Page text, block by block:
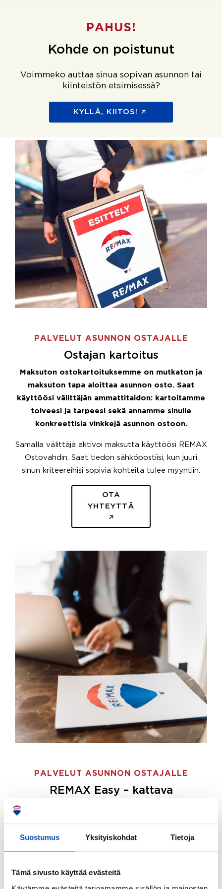
Suostumus Yksityiskohdat Tietoja
Tämä sivusto käyttää evästeitä
PAHUS!
Kohde on poistunut
Voimmeko auttaa sinua sopivan asunnon tai
kiinteistön etsimisessä?
KYLLÄ, KIITOS!
PALVELUT ASUNNON OSTAJALLE
Ostajan kartoitus
Maksuton ostokartoituksemme on mutkaton ja
maksuton tapa aloittaa asunnon osto. Saat
käyttöösi välittäjän ammattitaidon: kartoitamme
toiveesi ja tarpeesi sekä annamme sinulle
konkreettisia vinkkejä asunnon ostoon.
Samalla välittäjä aktivoi maksutta käyttöösi REMAX
Ostovahdin. Saat tiedon sähköpostiisi, kun juuri
sinun kriteereihisi sopivia kohteita tulee myyntiin.
OTA
YHTEYTTÄ
PALVELUT ASUNNON OSTAJALLE
REMAX Easy – kattava
ostajille.
Tee ostotoimeksianto ja etsimme juuri